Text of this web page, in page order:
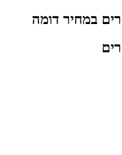
במחיר דומה